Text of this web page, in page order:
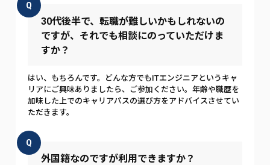
Q
30代後半で、転職が難しいかもしれないの
ですが、それでも相談にのっていただけま
すか？
はい、もちろんです。どんな方でもITエンジニアというキャ
リアにご興味ありましたら、ご参加ください。年齢や職歴を
加味した上でのキャリアパスの選び方をアドバイスさせてい
ただきます。
Q
外国籍なのですが利用できますか？